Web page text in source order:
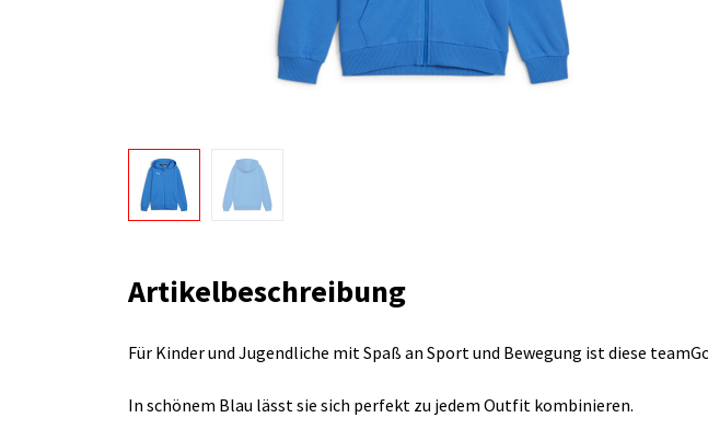
Artikelbeschreibung
Für Kinder und Jugendliche mit Spaß an Sport und Bewegung ist diese
In schönem Blau lässt sie sich perfekt zu jedem Outfit kombinieren.